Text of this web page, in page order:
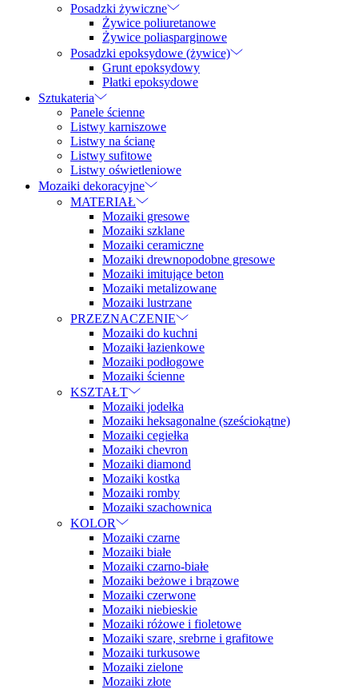
Posadzki żywiczne
Żywice poliuretanowe
Żywice poliasparginowe
Posadzki epoksydowe (żywice)
Grunt epoksydowy
Płatki epoksydowe
Sztukateria
Panele ścienne
Listwy karniszowe
Listwy na ścianę
Listwy sufitowe
Listwy oświetleniowe
Mozaiki dekoracyjne
MATERIAŁ
Mozaiki gresowe
Mozaiki szklane
Mozaiki ceramiczne
Mozaiki drewnopodobne gresowe
Mozaiki imitujące beton
Mozaiki metalizowane
Mozaiki lustrzane
PRZEZNACZENIE
Mozaiki do kuchni
Mozaiki łazienkowe
Mozaiki podłogowe
Mozaiki ścienne
KSZTAŁT
Mozaiki jodełka
Mozaiki heksagonalne (sześciokątne)
Mozaiki cegiełka
Mozaiki chevron
Mozaiki diamond
Mozaiki kostka
Mozaiki romby
Mozaiki szachownica
KOLOR
Mozaiki czarne
Mozaiki białe
Mozaiki czarno-białe
Mozaiki beżowe i brązowe
Mozaiki czerwone
Mozaiki niebieskie
Mozaiki różowe i fioletowe
Mozaiki szare, srebrne i grafitowe
Mozaiki turkusowe
Mozaiki zielone
Mozaiki złote